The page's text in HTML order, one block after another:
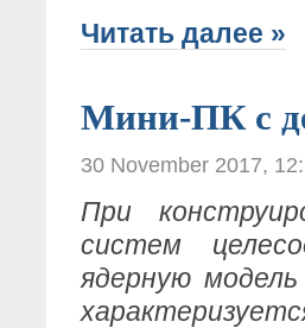
Читать далее »
Мини-ПК с
30 November 2017,
При
систем
ядерную